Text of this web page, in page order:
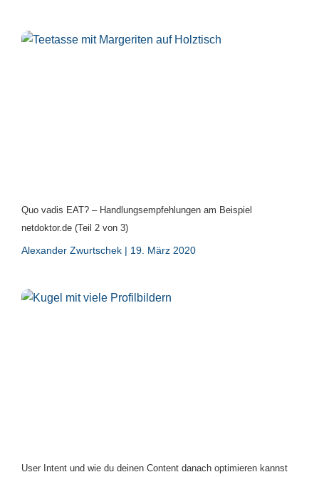
Quo vadis EAT? – Handlungsempfehlungen am Beispiel
netdoktor.de (Teil 2 von 3)
Alexander Zwurtschek 19. März 2020
User Intent und wie du deinen Content danach optimieren kannst